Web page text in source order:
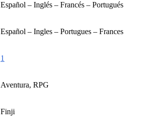
Español – Inglés – Francés – Portugués
Español – Ingles – Portugues – Frances
1
Aventura, RPG
Finji